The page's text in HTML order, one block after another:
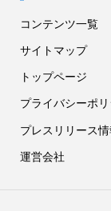
コンテンツ一覧
サイトマップ
トップページ
プライバシーポ
プレスリリース
運営会社